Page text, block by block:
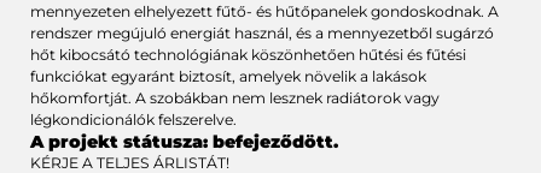
mennyezeten elhelyezett fűtő- és hűtőpanelek gondoskodnak. A
rendszer megújuló energiát használ, és a mennyezetből sugárzó
hőt kibocsátó technológiának köszönhetően hűtési és fűtési
funkciókat egyaránt biztosít, amelyek növelik a lakások
hőkomfortját. A szobákban nem lesznek radiátorok vagy
légkondicionálók felszerelve.
A projekt státusza: befejeződött.
KÉRJE A TELJES ÁRLISTÁT!